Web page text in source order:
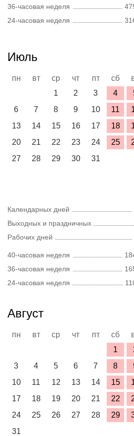
36-часовая неделя
24-часовая неделя
Июль
пн вт ср чт пт сб
1
2 3 4
6
7 8 9 10 11
13
14 15 16 17 18
20
21 22 23 24 25
27
28 29 30 31
Календарных дней
Выходных и праздничных
Рабочих дней
40-часовая неделя
36-часовая неделя
24-часовая неделя
Август
пн вт ср чт пт сб
1
3
4 5 6 7 8
10
11 12 13 14 15
17
18 19 20 21 22
24
25 26 27 28 29
31